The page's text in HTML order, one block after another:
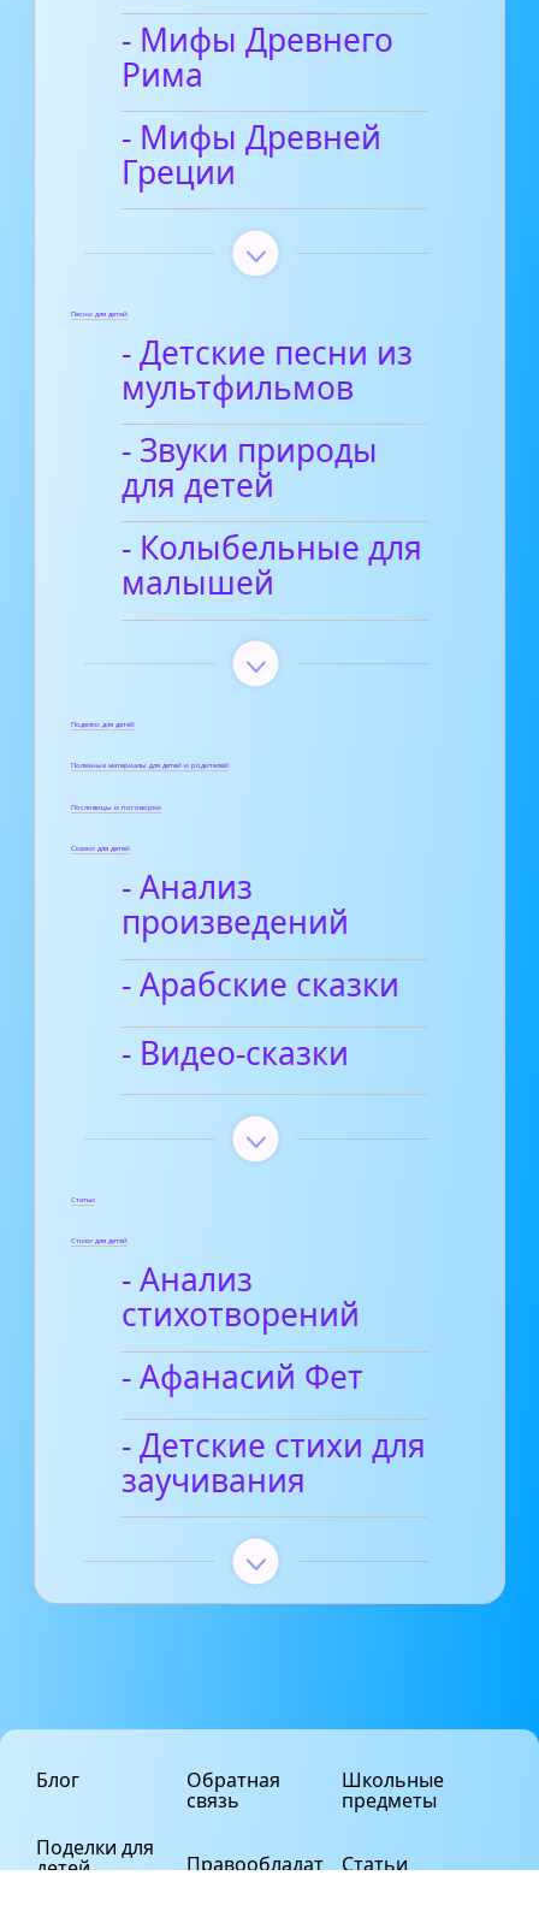
- Мифы Древнего
Рима
- Мифы Древней
Греции
Песни для детей
- Детские песни из
мультфильмов
- Звуки природы
для детей
- Колыбельные для
малышей
Поделки для детей
Полезные материалы для детей и родителей
Пословицы и поговорки
Сказки для детей
- Анализ
произведений
- Арабские сказки
- Видео-сказки
Статьи
Стихи для детей
- Анализ
стихотворений
- Афанасий Фет
- Детские стихи для
заучивания
Блог
Поделки для
детей
Обратная
связь
Правообладат
Школьные
предметы
Статьи